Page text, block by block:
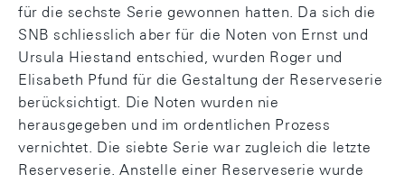
für die sechste Serie gewonnen hatten. Da sich die
SNB schliesslich aber für die Noten von Ernst und
Ursula Hiestand entschied, wurden Roger und
Elisabeth Pfund für die Gestaltung der Reserveserie
berücksichtigt. Die Noten wurden nie
herausgegeben und im ordentlichen Prozess
vernichtet. Die siebte Serie war zugleich die letzte
Reserveserie. Anstelle einer Reserveserie wurde